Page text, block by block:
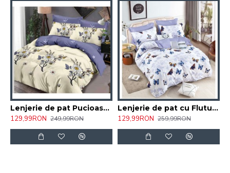
Lenjerie de pat Pucioasa , 2 persoane , 6 Piese , Bumbac Finet 273/CAV
129,99RON 249,99RON
Lenjerie de pat cu Fluturi Pucioasa , 6 Piese , Bumbac Finet 2 persoane / JOJ3a
129,99RON 259,99RON